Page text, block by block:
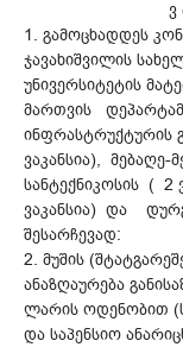
ვ
1. გამოცხადდეს
ჯავახიშვილის
უნივერსიტეტის
მართვის
ინფრასტრუქტურის
ვაკანსია), მებაღე-
სანტექნიკოსის (
ვაკანსია) და
შესარჩევად:
2. მუშის
ანაზღაურება
ლარის ოდენობით
და საპენსიო